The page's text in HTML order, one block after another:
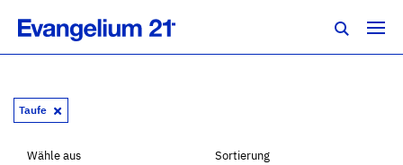
Taufe
Wähle aus Sortierung